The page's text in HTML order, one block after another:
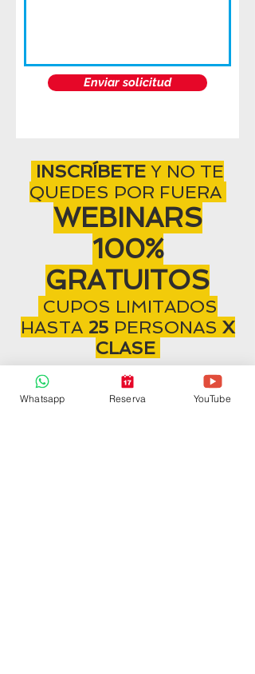
Enviar solicitud
INSCRÍBETE Y NO TE
QUEDES POR FUERA
WEBINARS
100%
GRATUITOS
CUPOS LIMITADOS
HASTA 25 PERSONAS X
CLASE
Whatsapp Reserva YouTube